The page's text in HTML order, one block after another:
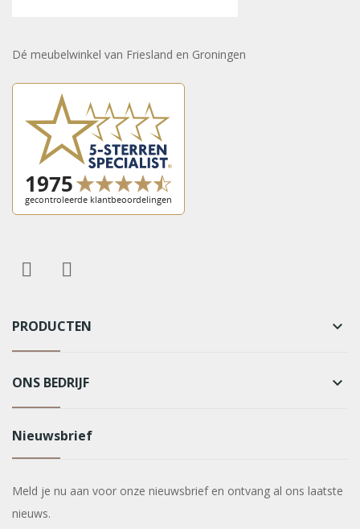
Dé meubelwinkel van Friesland en Groningen
PRODUCTEN keyboard_arrow_down
ONS BEDRIJF keyboard_arrow_down
Nieuwsbrief
Meld je nu aan voor onze nieuwsbrief en ontvang al ons laatste
nieuws.